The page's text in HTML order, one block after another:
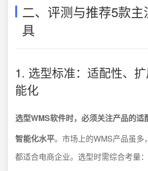
二、评测与推荐5款
具
1. 选型标准：适配性、
能化
选型WMS软件时，必须关注产品的适
智能化水平。市场上的WMS产品虽多
都适合电商企业。选型时需综合考量：